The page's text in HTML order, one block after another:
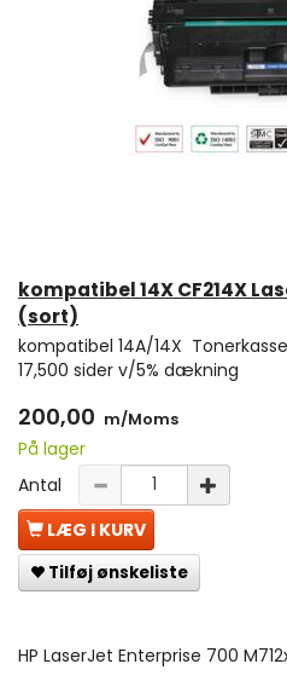
kompatibel 14X CF214X
(sort)
kompatibel 14A/14X
17,500 sider v/5% dækning
200,00 m/Moms
På lager
Antal
LÆG I KURV
Tilføj ønskeliste
HP LaserJet Enterprise 700